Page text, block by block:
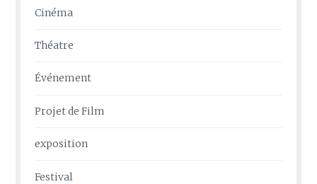
Cinéma
Théatre
Événement
Projet de Film
exposition
Festival